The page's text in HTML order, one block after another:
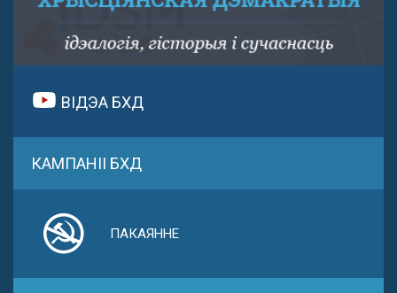
ВІДЭА БХД
КАМПАНІІ БХД
ПАКАЯННЕ